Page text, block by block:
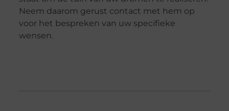
Neem daarom gerust contact met hem op
voor het bespreken van uw specifieke
wensen.